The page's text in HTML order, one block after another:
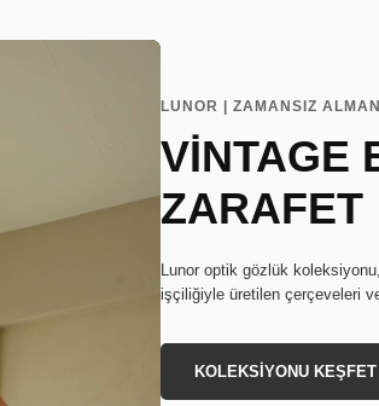
LUNOR | ZAMANSIZ
VİNTAGE
ZARAFET
Lunor optik gözlük
işçiliğiyle üretilen çerçeveleri
KOLEKSİYONU KEŞFET